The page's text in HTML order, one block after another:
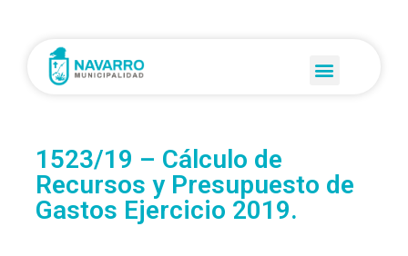
1523/19 – Cálculo de
Recursos y Presupuesto de
Gastos Ejercicio 2019.